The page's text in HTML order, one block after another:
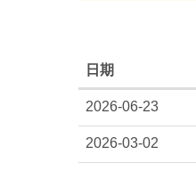
日期
2026-06-23
2026-03-02